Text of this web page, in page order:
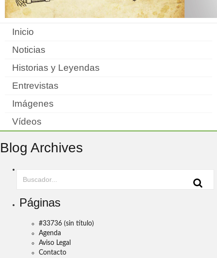
Inicio
Noticias
Historias y Leyendas
Entrevistas
Imágenes
Vídeos
Blog Archives
Páginas
#33736 (sin título)
Agenda
Aviso Legal
Contacto